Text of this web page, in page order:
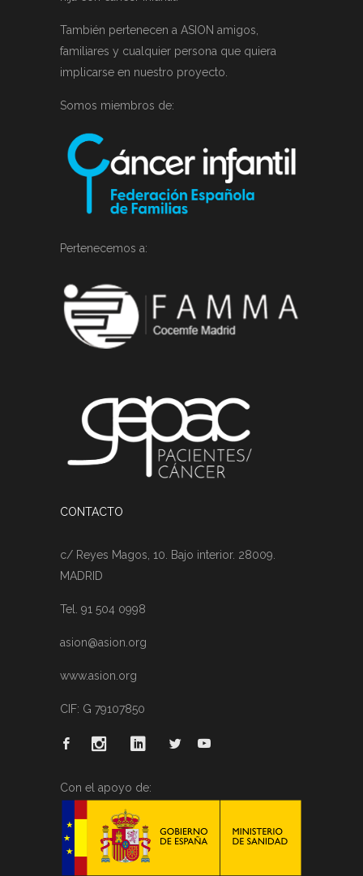
También pertenecen a ASION amigos,
familiares y cualquier persona que quiera
implicarse en nuestro proyecto.
Somos miembros de:
Pertenecemos a:
CONTACTO
c/ Reyes Magos, 10. Bajo interior. 28009.
MADRID
Tel. 91 504 0998
asion@asion.org
www.asion.org
CIF: G 79107850
Con el apoyo de: